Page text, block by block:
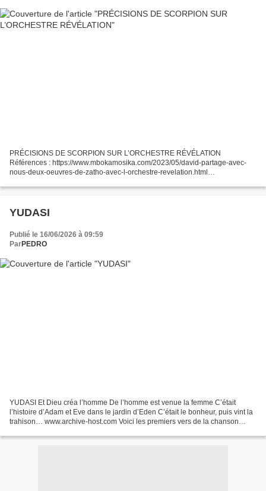
PRÉCISIONS DE SCORPION SUR L’ORCHESTRE RÉVÉLATION
Références : https://www.mbokamosika.com/2023/05/david-partage-avec-
nous-deux-oeuvres-de-zatho-avec-l-orchestre-revelation.html
diamant-bleu-offerte-par-david-m.html...
YUDASI
Publié le 16/06/2026 à 09:59
Par​​​​​​​PEDRO
YUDASI Et Dieu créa l’homme De l’homme est venue la femme C’était
l’histoire d’Adam et Eve dans le jardin d’Eden C’était le bonheur, puis vint la
trahison… www.archive-host.com Voici les premiers vers de la chanson